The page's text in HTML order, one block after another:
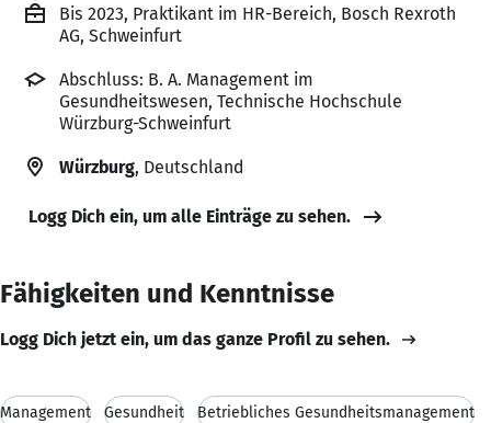
Bis 2023, Praktikant im HR-Bereich, Bosch Rexroth
AG, Schweinfurt
Abschluss: B. A. Management im
Gesundheitswesen, Technische Hochschule
Würzburg-Schweinfurt
Würzburg, Deutschland
Logg Dich ein, um alle Einträge zu sehen.
Fähigkeiten und Kenntnisse
Logg Dich jetzt ein, um das ganze Profil zu sehen.
Management Gesundheit Betriebliches Gesundheitsmanagement